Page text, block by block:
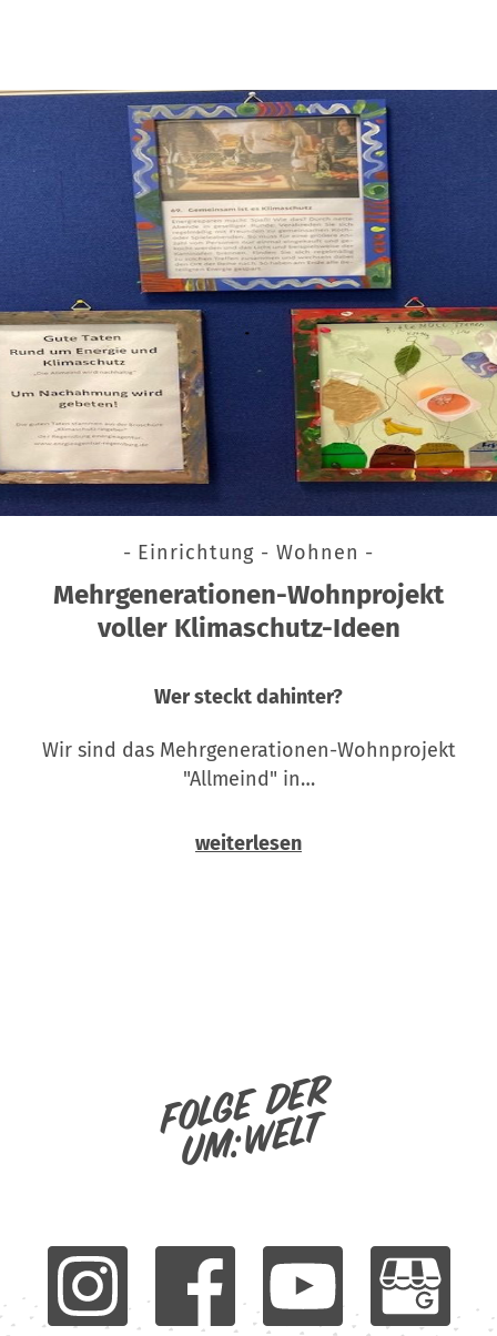
- Einrichtung - Wohnen -
Mehrgenerationen-Wohnprojekt
voller Klimaschutz-Ideen
Wer steckt dahinter?
Wir sind das Mehrgenerationen-Wohnprojekt
"Allmeind" in…
weiterlesen
Folge der
um:welt